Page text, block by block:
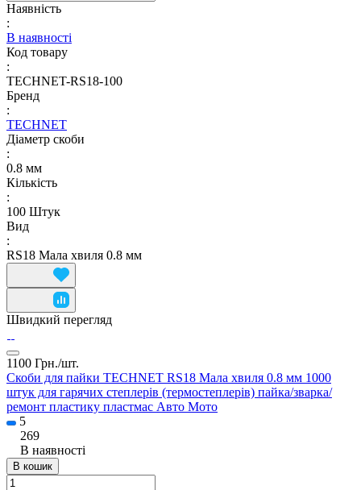
Наявність
:
В наявності
Код товару
:
TECHNET-RS18-100
Бренд
:
TECHNET
Діаметр скоби
:
0.8 мм
Кількість
:
100 Штук
Вид
:
RS18 Мала хвиля 0.8 мм
Швидкий перегляд
1100 Грн./шт.
Скоби для пайки TECHNET RS18 Мала хвиля 0.8 мм 1000
штук для гарячих степлерів (термостеплерів) пайка/зварка/
ремонт пластику пластмас Авто Мото
5
269
В наявності
В кошик